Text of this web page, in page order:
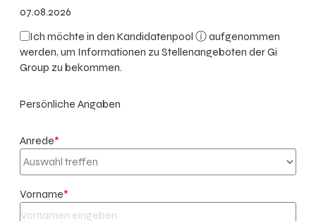
07.08.2026
Ich möchte in denKandidatenpool ⓘaufgenommen
werden, um Informationen zu Stellenangeboten der Gi
Group zu bekommen.
Persönliche Angaben
Anrede*
Vorname*